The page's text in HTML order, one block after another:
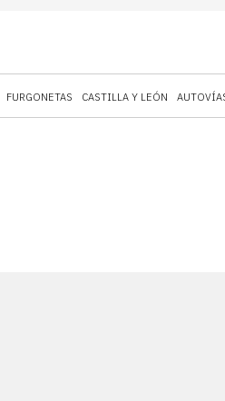
FURGONETAS CASTILLA Y LEÓN